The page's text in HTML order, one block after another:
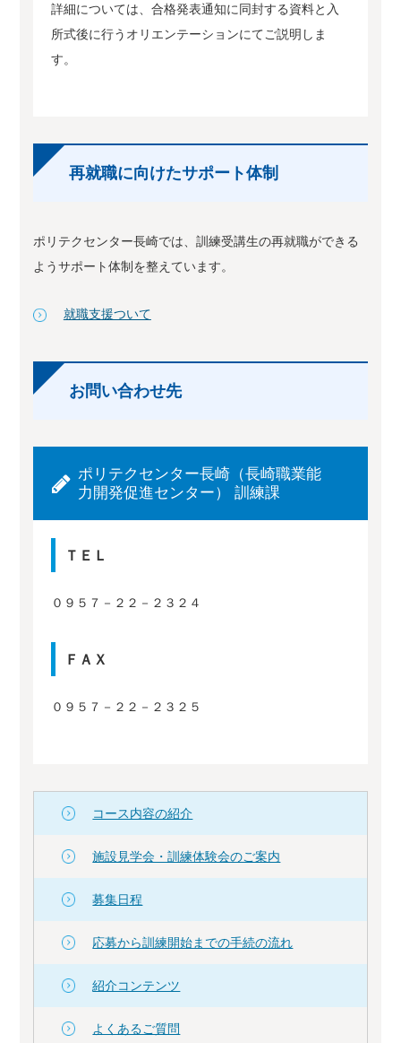
詳細については、合格発表通知に同封する資料と入
所式後に行うオリエンテーションにてご説明しま
す。
再就職に向けたサポート体制
ポリテクセンター長崎では、訓練受講生の再就職ができる
ようサポート体制を整えています。
就職支援ついて
お問い合わせ先
ポリテクセンター長崎（長崎職業能
力開発促進センター） 訓練課
ＴＥＬ
０９５７－２２－２３２４
ＦＡＸ
０９５７－２２－２３２５
コース内容の紹介
施設見学会・訓練体験会のご案内
募集日程
応募から訓練開始までの手続の流れ
紹介コンテンツ
よくあるご質問